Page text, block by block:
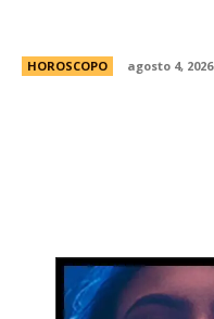
HOROSCOPO agosto 4, 2026